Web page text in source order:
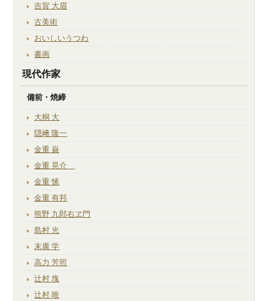
吉賀 大眉
古美術
おいしいうつわ
書画
現代作家
備前・焼締
大桐 大
隠﨑 隆一
金重 巌
金重 晃介
金重 愫
金重 有邦
熊野 九郎右ヱ門
島村 光
末廣 学
高力 芳照
辻村 塊
辻村 唯